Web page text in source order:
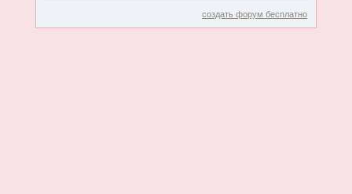
создать форум бесплатно